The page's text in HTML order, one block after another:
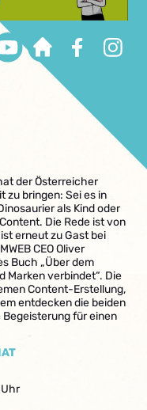
der Österreicher
zu bringen: Sei es in
als Kind oder
Die Rede ist von
erneut zu Gast bei
CEO Oliver
Buch „Über dem
Marken verbindet“. Die
Content-Erstellung,
entdecken die beiden
für einen